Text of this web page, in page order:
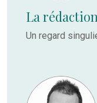
La
Un regard